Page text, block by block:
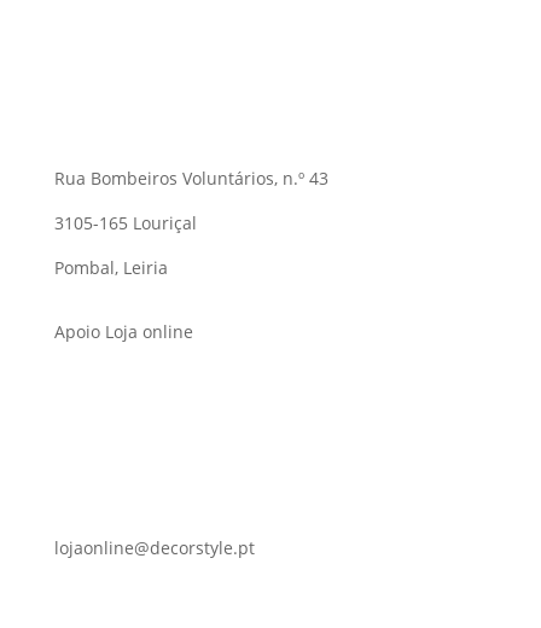
Rua Bombeiros Voluntários, n.º 43
3105-165 Louriçal
Pombal, Leiria
Apoio Loja online
lojaonline@decorstyle.pt